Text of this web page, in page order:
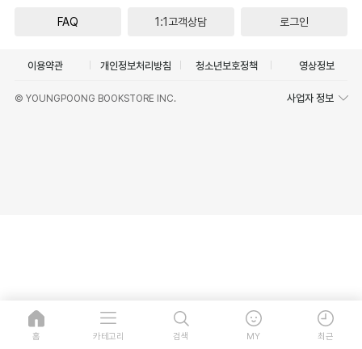
FAQ 1:1고객상담 로그인
이용약관 개인정보처리방침 청소년보호정책 영상정보
© YOUNGPOONG BOOKSTORE INC. 사업자 정보
홈 카테고리 검색 MY 최근